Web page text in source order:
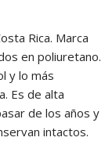
Rica. Marca
en poliuretano.
y lo más
Es de alta
de los años y
intactos.